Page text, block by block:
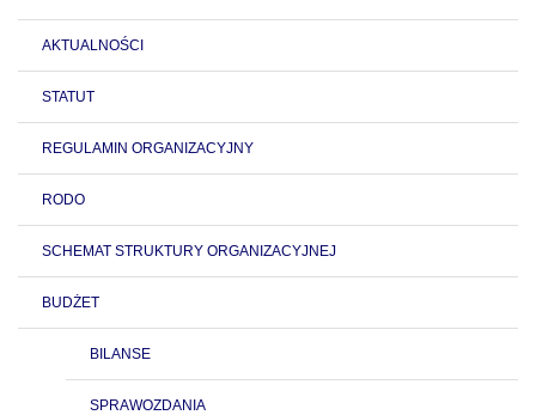
AKTUALNOŚCI
STATUT
REGULAMIN ORGANIZACYJNY
RODO
SCHEMAT STRUKTURY ORGANIZACYJNEJ
BUDŻET
BILANSE
SPRAWOZDANIA